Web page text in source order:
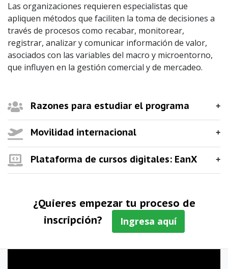
Las organizaciones requieren especialistas que
apliquen métodos que faciliten la toma de decisiones a
través de procesos como recabar, monitorear,
registrar, analizar y comunicar información de valor,
asociados con las variables del macro y microentorno,
que influyen en la gestión comercial y de mercadeo.
Razones para estudiar el programa
Movilidad internacional
Plataforma de cursos digitales: EanX
¿Quieres empezar tu proceso de
inscripción?
Ingresa aquí